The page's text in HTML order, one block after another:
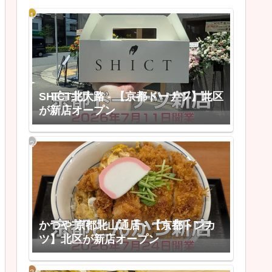
SHICT北大路 - 【京都ドーナツ】北区
が新店オープン
かつや 京都北山通店 - 【京都トンカ
ツ】北区が新店オープン